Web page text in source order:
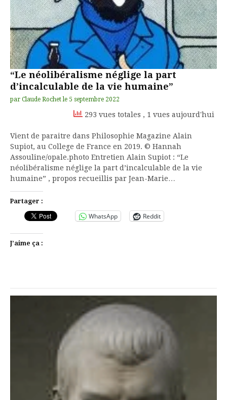
“Le néolibéralisme néglige la part
d’incalculable de la vie humaine”
par Claude Rochet le 5 septembre 2022
293 vues totales , 1 vues aujourd'hui
Vient de paraitre dans Philosophie Magazine Alain
Supiot, au College de France en 2019. © Hannah
Assouline/opale.photo Entretien Alain Supiot : “Le
néolibéralisme néglige la part d’incalculable de la vie
humaine” , propos recueillis par Jean-Marie…
Partager :
WhatsApp Reddit
J’aime ça :